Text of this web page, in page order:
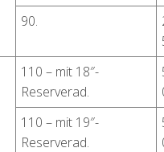
90.
110 – mit 18″-
Reserverad.
110 – mit 19″-
Reserverad.